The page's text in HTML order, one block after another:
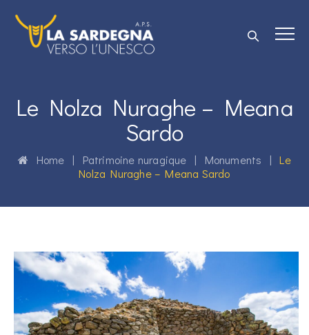
Le Nolza Nuraghe – Meana
Sardo
Home | Patrimoine nuragique | Monuments |Le
Nolza Nuraghe – Meana Sardo